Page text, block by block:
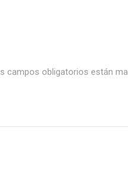
campos obligatorios están